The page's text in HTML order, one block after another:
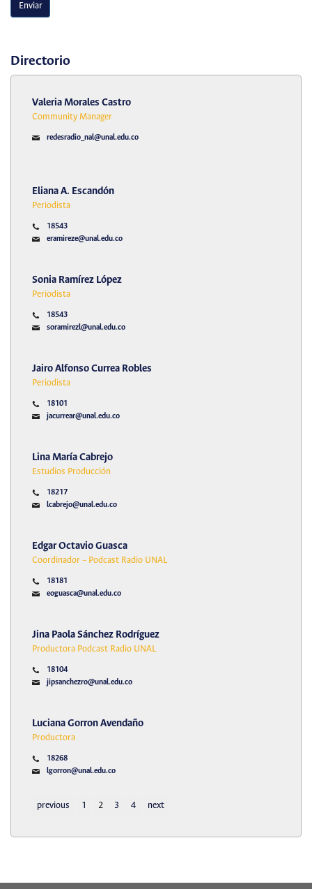
Enviar
Directorio
Valeria Morales Castro
Community Manager
redesradio_nal@unal.edu.co
Eliana A. Escandón
Periodista
18543
eramireze@unal.edu.co
Sonia Ramírez López
Periodista
18543
soramirezl@unal.edu.co
Jairo Alfonso Currea Robles
Periodista
18101
jacurrear@unal.edu.co
Lina María Cabrejo
Estudios Producción
18217
lcabrejo@unal.edu.co
Edgar Octavio Guasca
Coordinador – Podcast Radio UNAL
18181
eoguasca@unal.edu.co
Jina Paola Sánchez Rodríguez
Productora Podcast Radio UNAL
18104
jipsanchezro@unal.edu.co
Luciana Gorron Avendaño
Productora
18268
lgorron@unal.edu.co
previous 1 2 3 4 next